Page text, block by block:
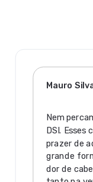
Mauro
Nem
DSI. Esses
prazer de
grande
dor de